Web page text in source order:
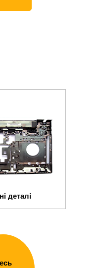
деталі